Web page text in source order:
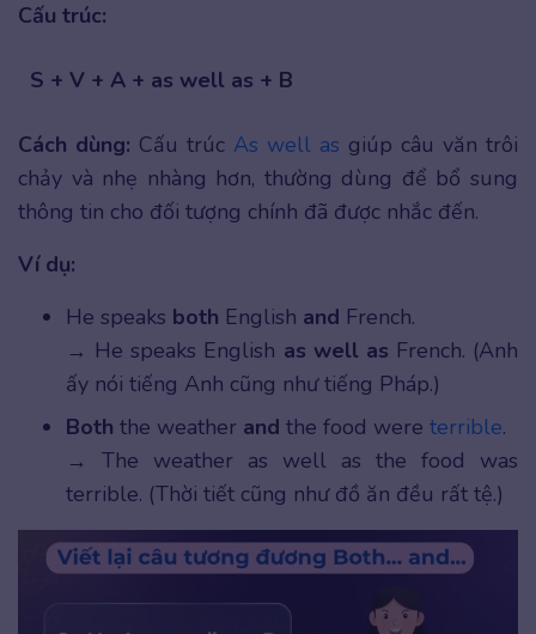
Cấu trúc:
S + V + A + as well as + B
Cách dùng: Cấu trúc As well as giúp câu văn trôi
chảy và nhẹ nhàng hơn, thường dùng để bổ sung
thông tin cho đối tượng chính đã được nhắc đến.
Ví dụ:
He speaks both English and French.
→ He speaks English as well as French. (Anh
ấy nói tiếng Anh cũng như tiếng Pháp.)
Both the weather and the food were terrible.
→ The weather as well as the food was
terrible. (Thời tiết cũng như đồ ăn đều rất tệ.)